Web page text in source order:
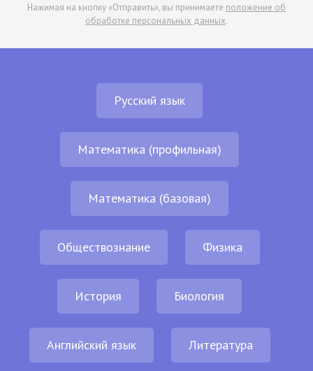
Нажимая на кнопку «Отправить», вы принимаете положение об
обработке персональных данных.
Русский язык
Математика (профильная)
Математика (базовая)
Обществознание Физика
История Биология
Английский язык Литература